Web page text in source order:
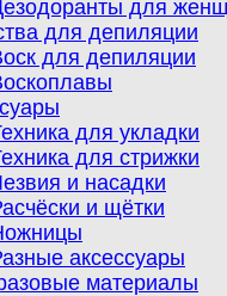
для
для депиляции
для депиляции
для укладки
для стрижки
и насадки
и щётки
аксессуары
материалы